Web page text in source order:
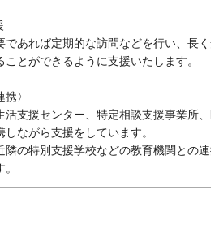
あれば定期的な訪問などを行い、長く
ことができるように支援いたします。
〉
活支援センター、特定相談支援事業所、
ながら支援をしています。
隣の特別支援学校などの教育機関との連
。